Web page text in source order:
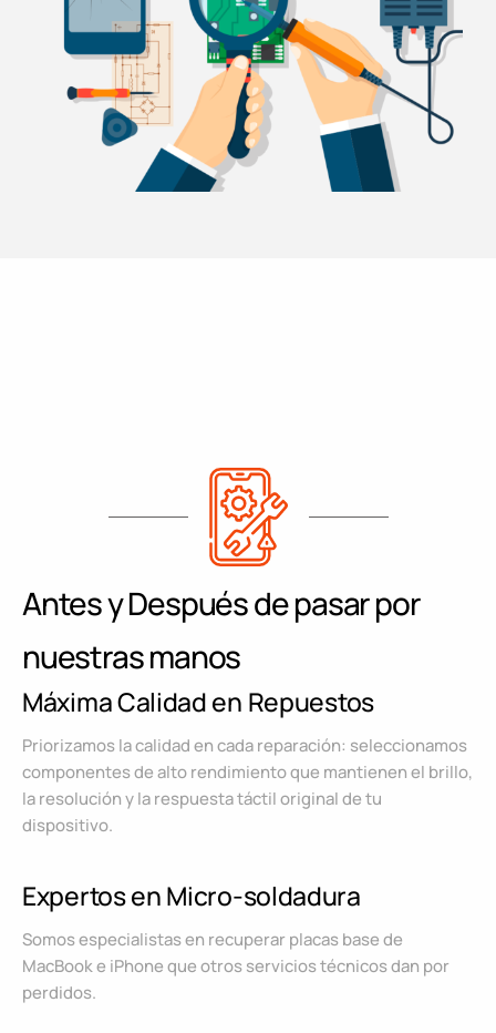
Antes y Después de pasar por
nuestras manos
Máxima Calidad en Repuestos
Priorizamos la calidad en cada reparación: seleccionamos
componentes de alto rendimiento que mantienen el brillo,
la resolución y la respuesta táctil original de tu
dispositivo.
Expertos en Micro-soldadura
Somos especialistas en recuperar placas base de
MacBook e iPhone que otros servicios técnicos dan por
perdidos.